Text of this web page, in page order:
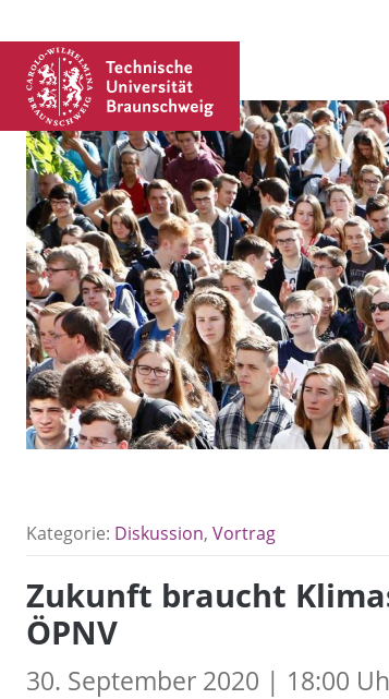
Kategorie: Diskussion, Vortrag
Zukunft braucht
ÖPNV
30. September 2020 | 18:00